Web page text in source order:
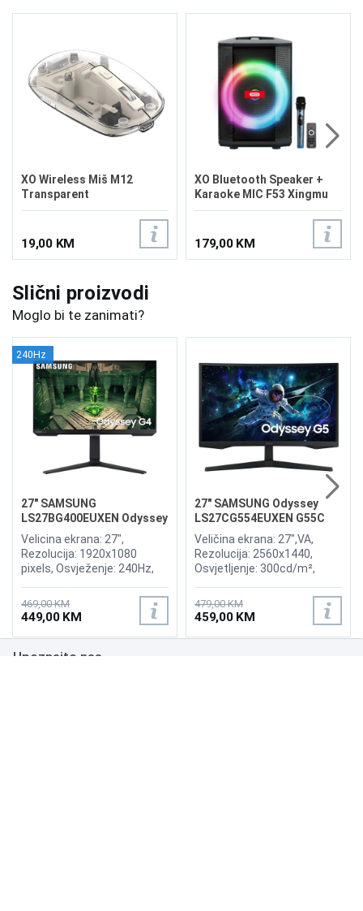
XO Wireless Miš M12
Transparent
19,00 KM
XO Bluetooth Speaker +
Karaoke MIC F53 Xingmu
Black 40W
179,00 KM
Slični proizvodi
Moglo bi te zanimati?
240Hz
27" SAMSUNG
LS27BG400EUXEN Odyssey
G4 240Hz Display
Velicina ekrana: 27",
Rezolucija: 1920x1080
pixels, Osvježenje: 240Hz,
nVidia G-Sync, Osvjetljenje:
400 cd/m², Vrijeme odziva:
1ms, Priključci: 2xHDMI,
Displayport 1.2
469,00 KM
449,00 KM
27" SAMSUNG Odyssey
LS27CG554EUXEN G55C
165Hz Curved Display
Veličina ekrana: 27",VA,
Rezolucija: 2560x1440,
Osvjetljenje: 300cd/m²,
Osvježenje: 165Hz, AMD
FreeSync Premium Pro,
Priključci: HDMI, DisplayPort
479,00 KM
459,00 KM
Upoznajte nas